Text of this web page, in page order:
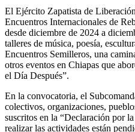
El Ejército Zapatista de
Encuentros Internacionales de
desde diciembre de 2024 a
talleres de música, poesía,
Encuentros Semilleros, una
otros eventos en Chiapas que
el Día Después”.
En la convocatoria, el
colectivos, organizaciones,
suscritos en la “Declaración por
realizar las actividades están